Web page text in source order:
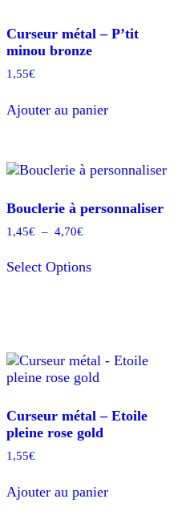
Curseur métal – P’tit
minou bronze
1,55€
Ajouter au panier
Bouclerie à personnaliser
1,45€ – 4,70€Plage
1,45€
Select Optionsproduit
options
peuvent
être
sur
la
produit
Curseur métal – Etoile
pleine rose gold
1,55€
Ajouter au panier